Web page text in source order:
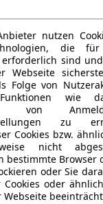
nutzen
die
erforderlich sind
Webseite
Folge von
wie
von
zu
Cookies bzw.
nicht
bestimmte Browser
oder Sie
Cookies oder